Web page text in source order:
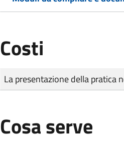
Costi
Tipo di pagamento
Importo
La presentazione della pratica
Cosa serve